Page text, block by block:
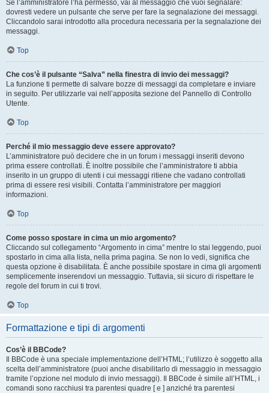
Se l’amministratore l’ha permesso, vai al messaggio che vuoi segnalare:
dovresti vedere un pulsante che serve per fare la segnalazione dei messaggi.
Cliccandolo sarai introdotto alla procedura necessaria per la segnalazione dei
messaggi.
Top
Che cos’è il pulsante “Salva” nella finestra di invio dei messaggi?
La funzione ti permette di salvare bozze di messaggi da completare e inviare
in seguito. Per utilizzarle vai nell’apposita sezione del Pannello di Controllo
Utente.
Top
Perché il mio messaggio deve essere approvato?
L’amministratore può decidere che in un forum i messaggi inseriti devono
prima essere controllati. È inoltre possibile che l’amministratore ti abbia
inserito in un gruppo di utenti i cui messaggi ritiene che vadano controllati
prima di essere resi visibili. Contatta l’amministratore per maggiori
informazioni.
Top
Come posso spostare in cima un mio argomento?
Cliccando sul collegamento “Argomento in cima” mentre lo stai leggendo, puoi
spostarlo in cima alla lista, nella prima pagina. Se non lo vedi, significa che
questa opzione è disabilitata. È anche possibile spostare in cima gli argomenti
semplicemente inserendovi un messaggio. Tuttavia, sii sicuro di rispettare le
regole del forum in cui ti trovi.
Top
Formattazione e tipi di argomenti
Cos’è il BBCode?
Il BBCode è una speciale implementazione dell’HTML; l’utilizzo è soggetto alla
scelta dell’amministratore (puoi anche disabilitarlo di messaggio in messaggio
tramite l’opzione nel modulo di invio messaggi). Il BBCode è simile all’HTML, i
comandi sono racchiusi tra parentesi quadre [ e ] anziché tra parentesi